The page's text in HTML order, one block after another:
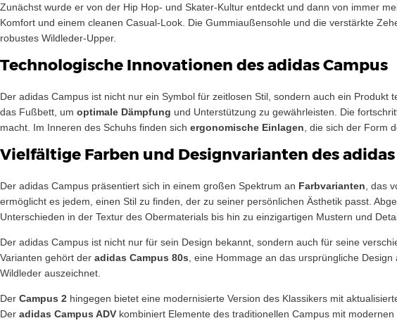
Zunächst wurde er von der Hip Hop- und Skater-Kultur entdeckt und dann von immer
Komfort und einem cleanen Casual-Look. Die Gummiaußensohle und die verstärkte
robustes Wildleder-Upper.
Technologische Innovationen des adidas Campus
Der adidas Campus ist nicht nur ein Symbol für zeitlosen Stil, sondern auch ein
das Fußbett, um optimale Dämpfung und Unterstützung zu gewährleisten. Die
macht. Im Inneren des Schuhs finden sich ergonomische Einlagen , die sich der Form
Vielfältige Farben und Designvarianten des
Der adidas Campus präsentiert sich in einem großen Spektrum an Farbvarianten , das
ermöglicht es jedem, einen Stil zu finden, der zu seiner persönlichen Ästhetik passt.
Unterschieden in der Textur des Obermaterials bis hin zu einzigartigen Mustern und
Der adidas Campus ist nicht nur für sein Design bekannt, sondern auch für seine
Varianten gehört der adidas Campus 80s , eine Hommage an das ursprüngliche
Wildleder auszeichnet.
Der Campus 2 hingegen bietet eine modernisierte Version des Klassikers mit
Der adidas Campus ADV kombiniert Elemente des traditionellen Campus mit